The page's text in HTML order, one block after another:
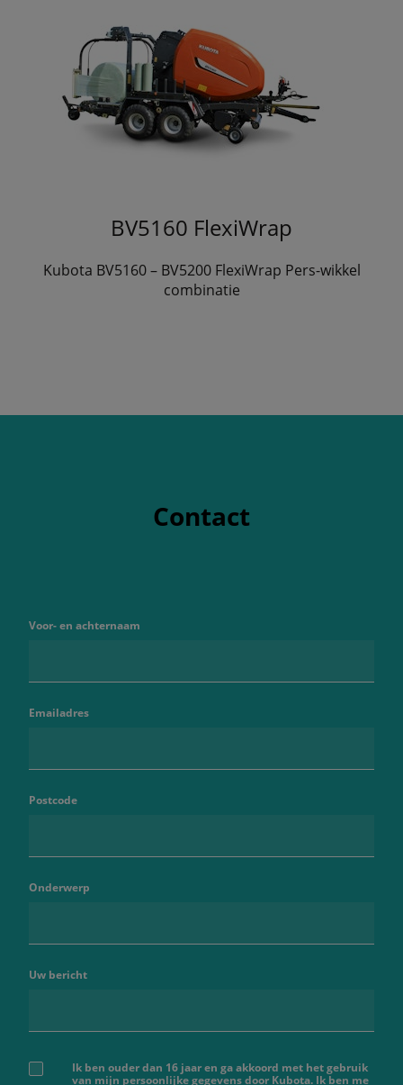
BV5160 FlexiWrap
Kubota BV5160 – BV5200 FlexiWrap Pers-wikkel
combinatie
Contact
Voor- en achternaam
Emailadres
Postcode
Onderwerp
Uw bericht
Ik ben ouder dan 16 jaar en ga akkoord met het gebruik
van mijn persoonlijke gegevens door Kubota. Ik ben me